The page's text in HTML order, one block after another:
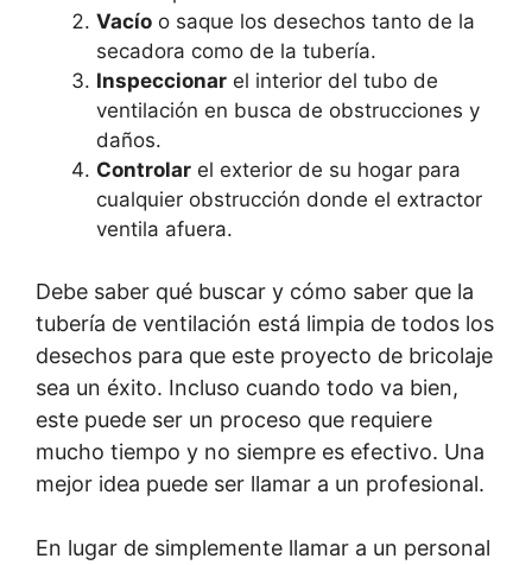
Vacío o saque los desechos tanto de la
secadora como de la tubería.
Inspeccionar el interior del tubo de
ventilación en busca de obstrucciones y
daños.
Controlar el exterior de su hogar para
cualquier obstrucción donde el extractor
ventila afuera.
Debe saber qué buscar y cómo saber que la
tubería de ventilación está limpia de todos los
desechos para que este proyecto de bricolaje
sea un éxito. Incluso cuando todo va bien,
este puede ser un proceso que requiere
mucho tiempo y no siempre es efectivo. Una
mejor idea puede ser llamar a un profesional.
En lugar de simplemente llamar a un personal